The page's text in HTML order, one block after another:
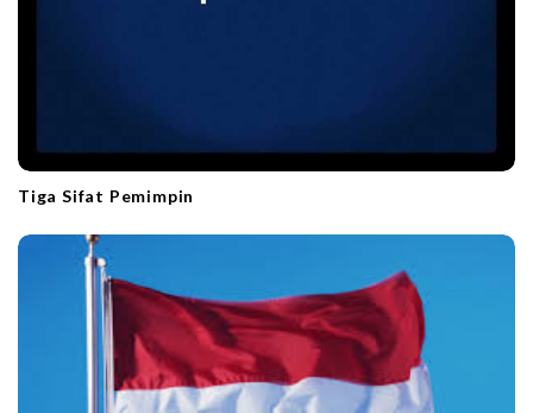
Tiga Sifat Pemimpin